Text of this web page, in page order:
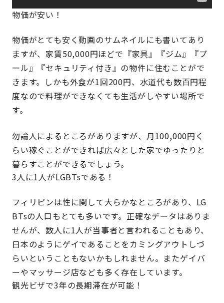
物価が安い！
物価がとても安く動画のサムネイルにも書いてあり
ますが、家賃50,000円ほどで『家具』『ジム』『プ
ール』『セキュリティ付き』の物件に住むことがで
きます。しかも外食が1回200円、水道代も数百円程
度なので料理ができなくても生活がしやすい場所で
す。
勿論人によるところがありますが、月100,000円く
らい稼ぐことができれば広々とした家でゆったりと
暮らすことができるでしょう。
3人に1人がLGBTsである！
フィリピンは性に関して大らかなところがあり、LG
BTsの人口もとても多いです。正確なデータはありま
せんが、数人に1人が当事者と言われることもあり、
日本のようにゲイであることをカミングアウトしづ
らいということもないかもしれません。またゲイバ
ーやマッサージ店なども多く存在しています。
観光ビザで3年の長期滞在が可能！